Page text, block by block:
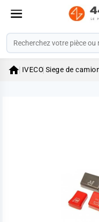
 IVECO Siege de